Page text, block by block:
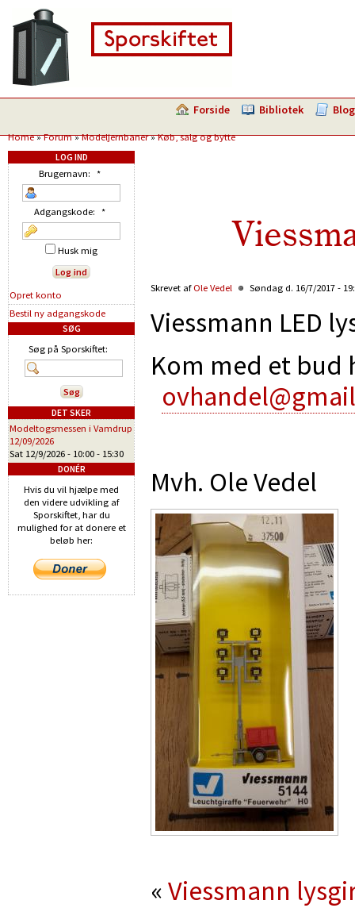
Forside Bibliotek Blog
Home»Forum»Modeljernbaner»Køb, salg og bytte
Skrevet af Ole Vedel Søndag d. 16/7/2017 -
Viessmann LED
Kom med et bud
Mvh. Ole Vedel
«Viessmann
LOG IND
Brugernavn: *
Adgangskode: *
Husk mig
Opret konto
Bestil ny adgangskode
SØG
Søg på Sporskiftet:
DET SKER
Modeltogsmessen i Vamdrup
12/09/2026
Sat 12/9/2026 - 10:00 - 15:30
DONÉR
Hvis du vil hjælpe med
den videre udvikling af
Sporskiftet, har du
mulighed for at donere et
beløb her: